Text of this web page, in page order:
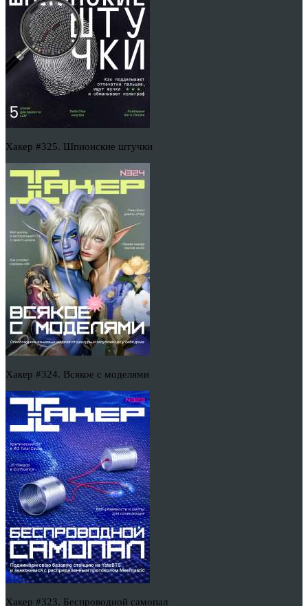
Хакер #325. Шпионские штучки
Хакер #324. Всякое с моделями
Хакер #323. Беспроводной самопал